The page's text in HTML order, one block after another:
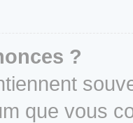
?
que vous